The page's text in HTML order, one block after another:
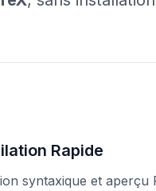
Rapide
syntaxique et aperçu